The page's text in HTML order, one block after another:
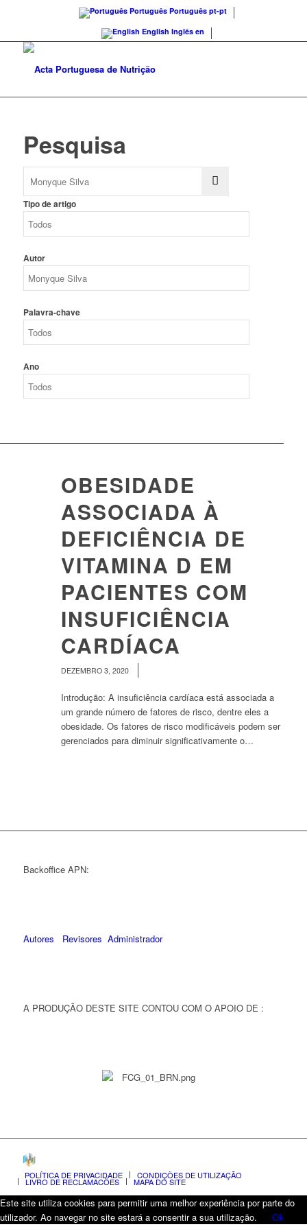
Português Português pt-pt
English Inglês en
Pesquisa
Tipo de artigo
Autor
Palavra-chave
Ano
OBESIDADE
ASSOCIADA À
DEFICIÊNCIA DE
VITAMINA D EM
PACIENTES COM
INSUFICIÊNCIA
CARDÍACA
DEZEMBRO 3, 2020
Introdução: A insuficiência cardíaca está associada a
um grande número de fatores de risco, dentre eles a
obesidade. Os fatores de risco modificáveis podem ser
gerenciados para diminuir significativamente o…
Backoffice APN:
Autores Revisores Administrador
A PRODUÇÃO DESTE SITE CONTOU COM O APOIO DE :
POLÍTICA DE PRIVACIDADE CONDIÇÕES DE UTILIZAÇÃO
LIVRO DE RECLAMAÇÕES MAPA DO SITE
Este site utiliza cookies para permitir uma melhor experiência por parte do
utilizador. Ao navegar no site estará a consentir a sua utilização.
Ok